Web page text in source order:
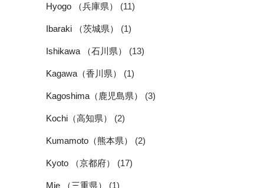
Hyogo （兵庫県） (11)
Ibaraki （茨城県） (1)
Ishikawa （石川県） (13)
Kagawa（香川県） (1)
Kagoshima（鹿児島県） (3)
Kochi（高知県） (2)
Kumamoto（熊本県） (2)
Kyoto （京都府） (17)
Mie （三重県） (1)